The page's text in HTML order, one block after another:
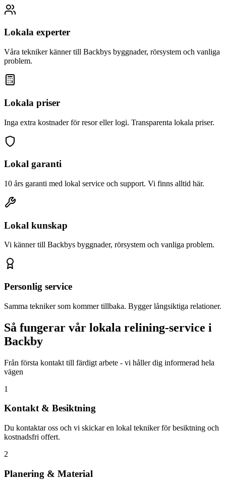
Lokala experter
Våra tekniker känner till Backbys byggnader, rörsystem och vanliga
problem.
Lokala priser
Inga extra kostnader för resor eller logi. Transparenta lokala priser.
Lokal garanti
10 års garanti med lokal service och support. Vi finns alltid här.
Lokal kunskap
Vi känner till Backbys byggnader, rörsystem och vanliga problem.
Personlig service
Samma tekniker som kommer tillbaka. Bygger långsiktiga relationer.
Så fungerar vår lokala relining-service i
Backby
Från första kontakt till färdigt arbete - vi håller dig informerad hela
vägen
1
Kontakt & Besiktning
Du kontaktar oss och vi skickar en lokal tekniker för besiktning och
kostnadsfri offert.
2
Planering & Material